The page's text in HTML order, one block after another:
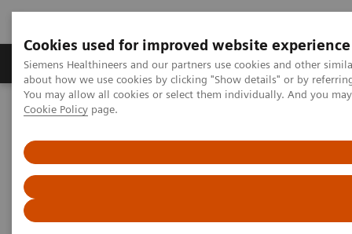
Cookies used for improved website experience
Siemens Healthineers and our partners use cookies and other
about how we use cookies by clicking "Show details" or by
You may allow all cookies or select them individually. And you
Cookie Policy page.
Zobrazovací technika Laboratorní diagnostika
Home Zobrazovací technika
NAEOTOM Alpha s kvantovou technologií
PCCT scientific evidence
Image characteristics of virtual non-contrast series derived from
photon-counting detector coronary CT angiography – Prerequisites
for and feasibility of calcium quantification